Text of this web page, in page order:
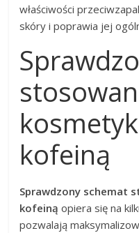
właściwości
skóry i poprawia jej
kofeiną
Sprawdzony schemat
kofeiną opiera się na
pozwalają